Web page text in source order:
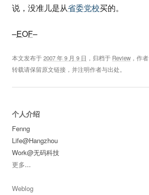
说，没准儿是从省委党校买的。
–EOF–
本文发布于2007 年 9 月 9 日 ，归档于 Review ，作者
转载请保留原文链接，并注明作者与出处。
个人介绍
Fenng
Life@Hangzhou
Work@无码科技
更多...
Weblog